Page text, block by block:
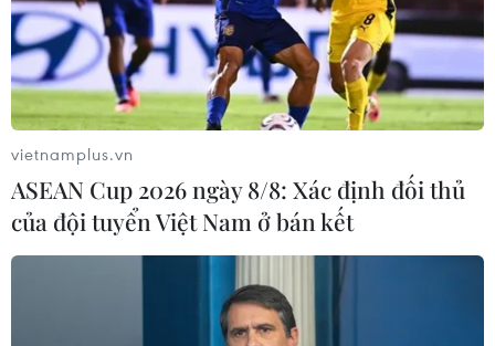
vietnamplus.vn
ASEAN Cup 2026 ngày 8/8: Xác định đối thủ
của đội tuyển Việt Nam ở bán kết